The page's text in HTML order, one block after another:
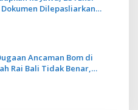
Dilepasliarkan
Penyakit
Ancaman Bom di
Rai Bali Tidak Benar,
Lancar